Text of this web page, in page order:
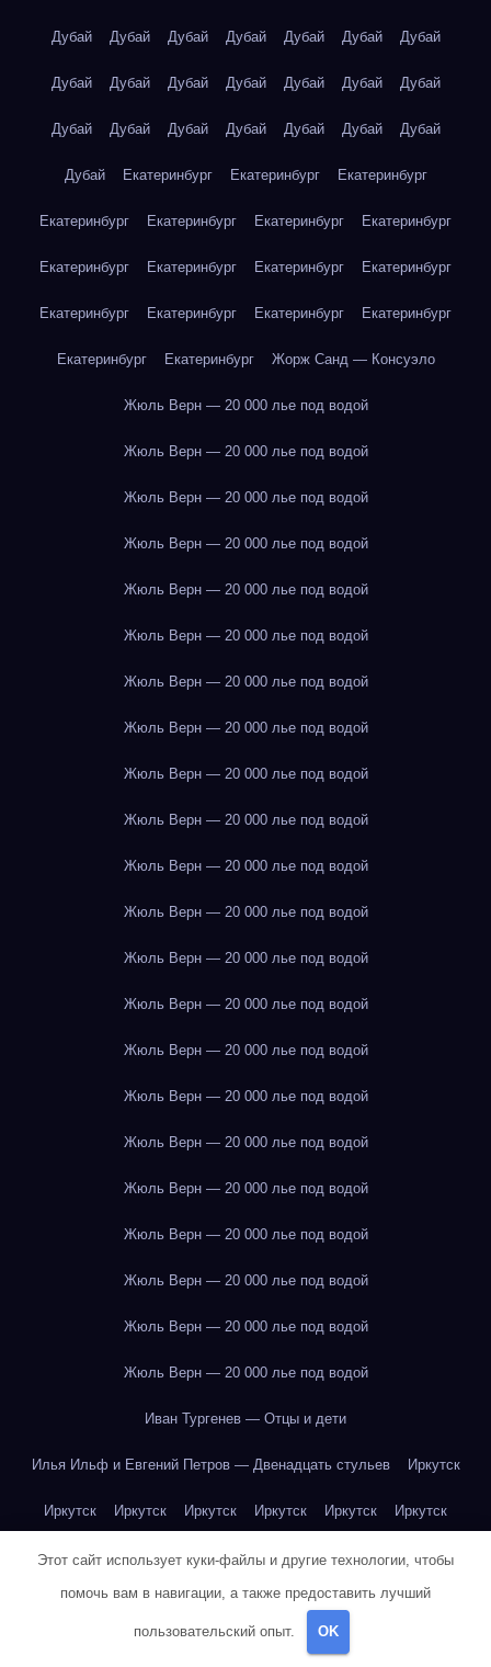
Дубай Дубай Дубай Дубай Дубай Дубай Дубай
Дубай Дубай Дубай Дубай Дубай Дубай Дубай
Дубай Дубай Дубай Дубай Дубай Дубай Дубай
Дубай Екатеринбург Екатеринбург Екатеринбург
Екатеринбург Екатеринбург Екатеринбург Екатеринбург
Екатеринбург Екатеринбург Екатеринбург Екатеринбург
Екатеринбург Екатеринбург Екатеринбург Екатеринбург
Екатеринбург Екатеринбург Жорж Санд — Консуэло
Жюль Верн — 20 000 лье под водой
Жюль Верн — 20 000 лье под водой
Жюль Верн — 20 000 лье под водой
Жюль Верн — 20 000 лье под водой
Жюль Верн — 20 000 лье под водой
Жюль Верн — 20 000 лье под водой
Жюль Верн — 20 000 лье под водой
Жюль Верн — 20 000 лье под водой
Жюль Верн — 20 000 лье под водой
Жюль Верн — 20 000 лье под водой
Жюль Верн — 20 000 лье под водой
Жюль Верн — 20 000 лье под водой
Жюль Верн — 20 000 лье под водой
Жюль Верн — 20 000 лье под водой
Жюль Верн — 20 000 лье под водой
Жюль Верн — 20 000 лье под водой
Жюль Верн — 20 000 лье под водой
Жюль Верн — 20 000 лье под водой
Жюль Верн — 20 000 лье под водой
Жюль Верн — 20 000 лье под водой
Жюль Верн — 20 000 лье под водой
Жюль Верн — 20 000 лье под водой
Иван Тургенев — Отцы и дети
Илья Ильф и Евгений Петров — Двенадцать стульев Иркутск
Иркутск Иркутск Иркутск Иркутск Иркутск Иркутск
Иркутск Иркутск Иркутск Иркутск Иркутск Иркутск
Иркутск Иркутск Иркутск Иркутск Иркутск Иркутск
Иркутск Йогурт
Этот сайт использует куки-файлы и другие технологии, чтобы
помочь вам в навигации, а также предоставить лучший
пользовательский опыт. OK